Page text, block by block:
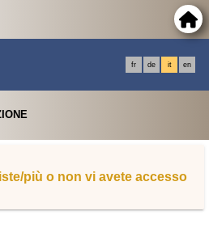
fr de it en
più o non vi avete accesso